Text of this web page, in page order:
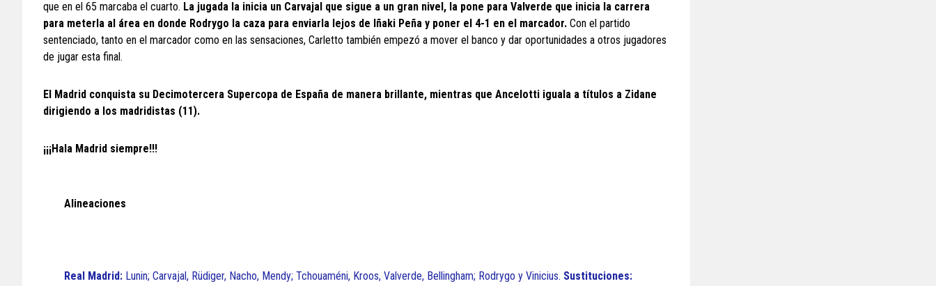
que en el 65 marcaba el cuarto. La jugada la inicia un Carvajal que sigue a un gran nivel, la pone para Valverde que inicia la carrera
para meterla al área en donde Rodrygo la caza para enviarla lejos de Iñaki Peña y poner el 4-1 en el marcador. Con el partido
sentenciado, tanto en el marcador como en las sensaciones, Carletto también empezó a mover el banco y dar oportunidades a otros jugadores
de jugar esta final.
El Madrid conquista su Decimotercera Supercopa de España de manera brillante, mientras que Ancelotti iguala a títulos a Zidane
dirigiendo a los madridistas (11).
¡¡¡Hala Madrid siempre!!!
Alineaciones
Real Madrid: Lunin; Carvajal, Rüdiger, Nacho, Mendy; Tchouaméni, Kroos, Valverde, Bellingham; Rodrygo y Vinicius. Sustituciones: